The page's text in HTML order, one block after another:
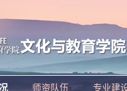
师资队伍 专业建